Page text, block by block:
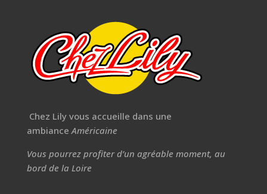
Chez Lily vous accueille dans une
ambianceAméricaine
Vous pourrez profiter d’un agréable moment, au
bord de la Loire